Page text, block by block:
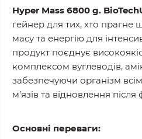
Hyper Mass 6800 g.
гейнер для тих, хто прагне
масу та енергію для
продукт поєднує
комплексом вуглеводів,
забезпечуючи організм
м’язів та відновлення
Основні переваги: